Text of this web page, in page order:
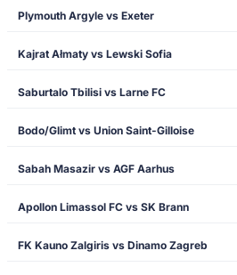
Plymouth Argyle vs Exeter
Kajrat Ałmaty vs Lewski Sofia
Saburtalo Tbilisi vs Larne FC
Bodo/Glimt vs Union Saint-Gilloise
Sabah Masazir vs AGF Aarhus
Apollon Limassol FC vs SK Brann
FK Kauno Zalgiris vs Dinamo Zagreb